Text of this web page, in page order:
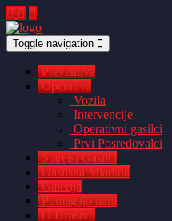
Toggle navigation
Preventiva
Operativa
Vozila
Intervencije
Operativni gasilci
Prvi Posredovalci
Starejši Gasilci
Gasilska Mladina
Galerija
Pomagajo nam
O Društvu